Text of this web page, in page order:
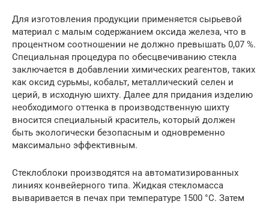
Для изготовления продукции применяется сырьевой
материал с малым содержанием оксида железа, что в
процентном соотношении не должно превышать 0,07 %.
Специальная процедура по обесцвечиванию стекла
заключается в добавлении химических реагентов, таких
как оксид сурьмы, кобальт, металлический селен и
церий, в исходную шихту. Далее для придания изделию
необходимого оттенка в производственную шихту
вносится специальный краситель, который должен
быть экологически безопасным и одновременно
максимально эффективным.
Стеклоблоки производятся на автоматизированных
линиях конвейерного типа. Жидкая стекломасса
вываривается в печах при температуре 1500 °С. Затем